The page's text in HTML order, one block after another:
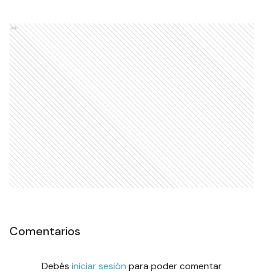
Ads
Comentarios
Debés iniciar sesión para poder comentar